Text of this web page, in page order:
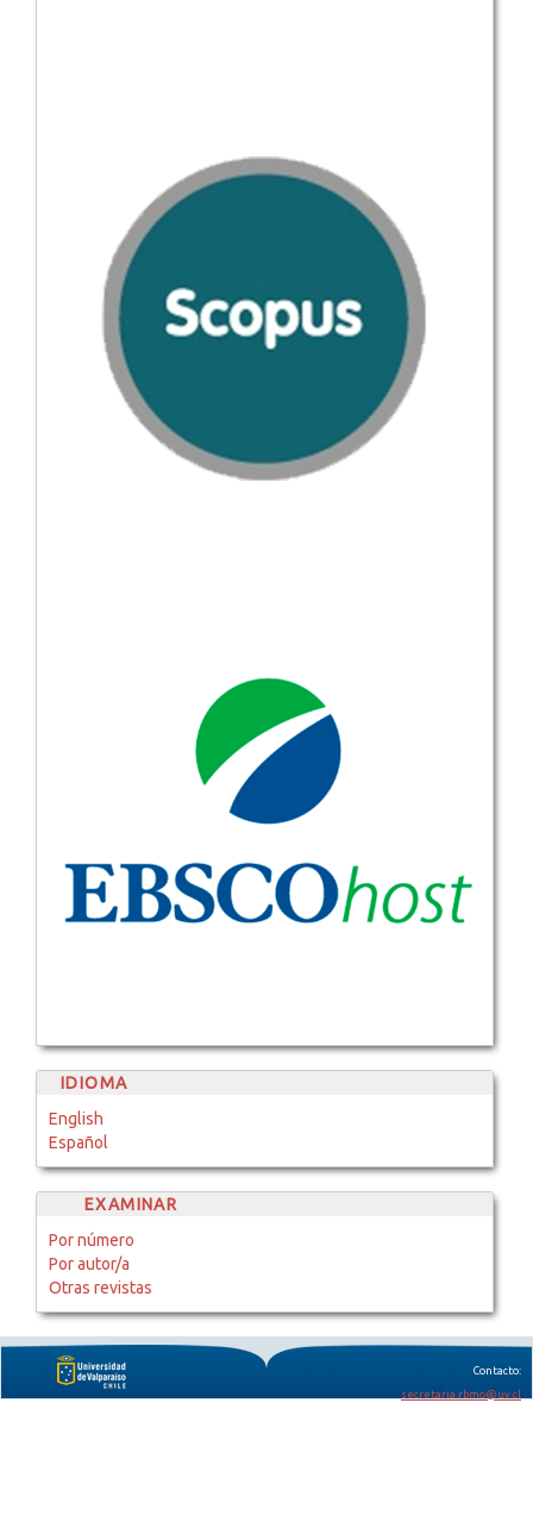
IDIOMA
English
Español
EXAMINAR
Por número
Por autor/a
Otras revistas
Contacto:
secretaria.rbmo@uv.cl